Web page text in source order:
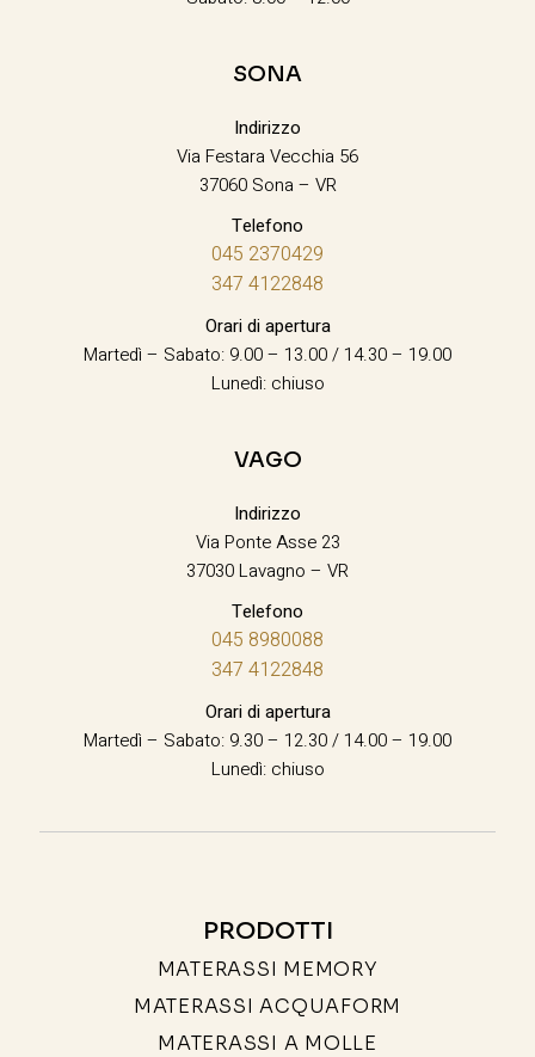
SONA
Indirizzo
Via Festara Vecchia 56
37060 Sona – VR
Telefono
045 2370429
347 4122848
Orari di apertura
Martedì – Sabato: 9.00 – 13.00 / 14.30 – 19.00
Lunedì: chiuso
VAGO
Indirizzo
Via Ponte Asse 23
37030 Lavagno – VR
Telefono
045 8980088
347 4122848
Orari di apertura
Martedì – Sabato: 9.30 – 12.30 / 14.00 – 19.00
Lunedì: chiuso
PRODOTTI
MATERASSI MEMORY
MATERASSI ACQUAFORM
MATERASSI A MOLLE